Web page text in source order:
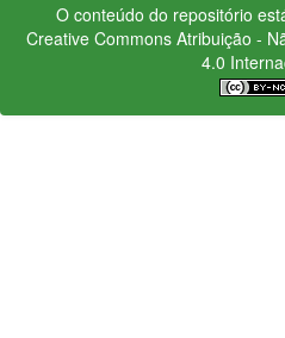
O conteúdo do repositório
Creative CommonsAtribuição -
4.0